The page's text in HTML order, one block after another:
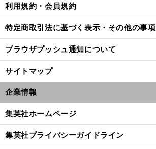
利用規約・会員規約
特定商取引法に基づく表示・その他の事項
ブラウザプッシュ通知について
サイトマップ
企業情報
集英社ホームページ
集英社プライバシーガイドライン